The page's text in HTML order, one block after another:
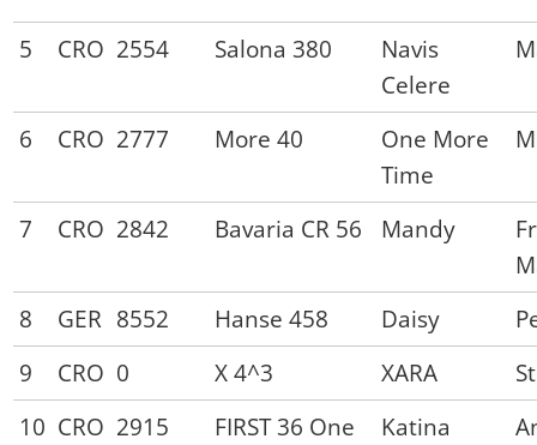
5 CRO 2554 Salona 380
Navis
Celere
6 CRO 2777 More 40
One More
Time
7 CRO 2842 Bavaria CR 56 Mandy
8
GER 8552 Hanse 458 Daisy
9
CRO 0 X 4^3 XARA
10 CRO 2915
FIRST 36 One
Katina